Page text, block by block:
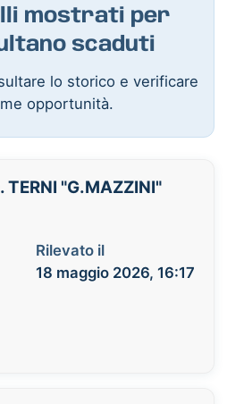
mostrati per
scaduti
lo storico e verificare
opportunità.
TERNI "G.MAZZINI"
Rilevato il
18 maggio 2026, 16:17